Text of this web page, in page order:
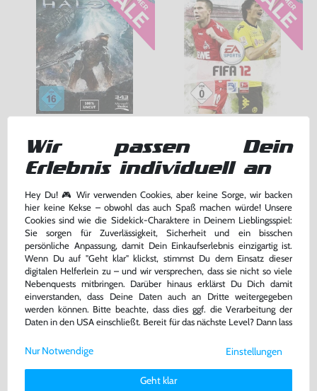
DE Version, mit OVP, gebraucht
Warenkorb
DE/EN, mit OVP, gebraucht
-93% bisher 5,99 €
Warenkorb
Minecraft
Wir passen Dein
Erlebnis individuell an
Hey Du! 🎮 Wir verwenden Cookies, aber keine Sorge, wir backen
hier keine Kekse – obwohl das auch Spaß machen würde! Unsere
Cookies sind wie die Sidekick-Charaktere in Deinem Lieblingsspiel:
Sie sorgen für Zuverlässigkeit, Sicherheit und ein bisschen
persönliche Anpassung, damit Dein Einkaufserlebnis einzigartig ist.
Wenn Du auf "Geht klar" klickst, stimmst Du dem Einsatz dieser
digitalen Helferlein zu – und wir versprechen, dass sie nicht so viele
Nebenquests mitbringen. Darüber hinaus erklärst Du Dich damit
einverstanden, dass Deine Daten auch an Dritte weitergegeben
werden können. Bitte beachte, dass dies ggf. die Verarbeitung der
Daten in den USA einschließt. Bereit für das nächste Level? Dann lass
Weitere Informationen zu den von uns verwendeten Cookies und
Deinen Rechten als Nutzer findest Du in unsererDaten­schutz­
Impressum.
Einstellungen
Geht klar
Nur Notwendige